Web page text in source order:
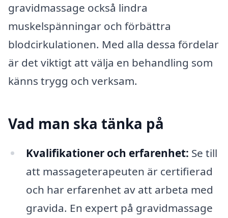
gravidmassage också lindra
muskelspänningar och förbättra
blodcirkulationen. Med alla dessa fördelar
är det viktigt att välja en behandling som
känns trygg och verksam.
Vad man ska tänka på
Kvalifikationer och erfarenhet: Se till
att massageterapeuten är certifierad
och har erfarenhet av att arbeta med
gravida. En expert på gravidmassage